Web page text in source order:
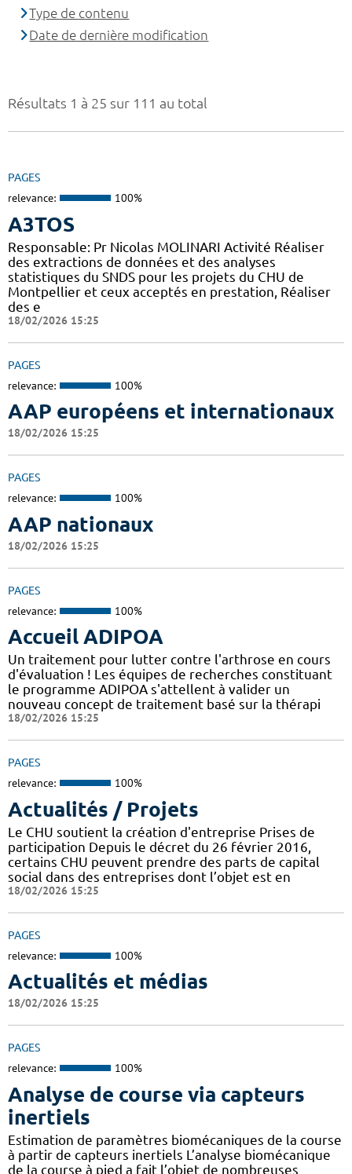
Résultats 1 à 25 sur 111 au total
PAGES
relevance: 100%
A3TOS
Responsable: Pr Nicolas MOLINARI Activité Réaliser
des extractions de données et des analyses
statistiques du SNDS pour les projets du CHU de
Montpellier et ceux acceptés en prestation, Réaliser
des e
18/02/2026 15:25
PAGES
relevance: 100%
AAP européens et internationaux
18/02/2026 15:25
PAGES
relevance: 100%
AAP nationaux
18/02/2026 15:25
PAGES
relevance: 100%
Accueil ADIPOA
Un traitement pour lutter contre l'arthrose en cours
d'évaluation ! Les équipes de recherches constituant
le programme ADIPOA s'attellent à valider un
nouveau concept de traitement basé sur la thérapi
18/02/2026 15:25
PAGES
relevance: 100%
Actualités / Projets
Le CHU soutient la création d'entreprise Prises de
participation Depuis le décret du 26 février 2016,
certains CHU peuvent prendre des parts de capital
social dans des entreprises dont l’objet est en
18/02/2026 15:25
PAGES
relevance: 100%
Actualités et médias
18/02/2026 15:25
PAGES
relevance: 100%
Analyse de course via capteurs
inertiels
Estimation de paramètres biomécaniques de la course
à partir de capteurs inertiels L’analyse biomécanique
de la course à pied a fait l’objet de nombreuses
Type de contenu
Date de dernière modification